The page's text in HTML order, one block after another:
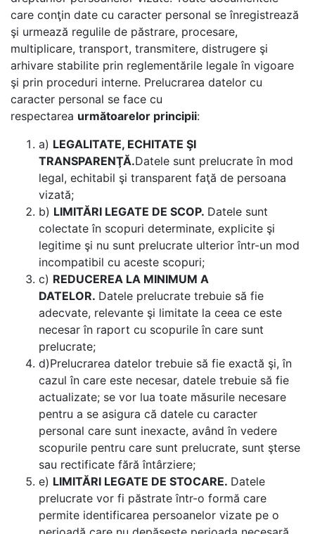
care conţin date cu caracter personal se înregistrează
şi urmează regulile de păstrare, procesare,
multiplicare, transport, transmitere, distrugere şi
arhivare stabilite prin reglementările legale în vigoare
şi prin proceduri interne. Prelucrarea datelor cu
caracter personal se face cu
respectarea următoarelor principii:
a) LEGALITATE, ECHITATE ŞI
TRANSPARENŢĂ.Datele sunt prelucrate în mod
legal, echitabil şi transparent faţă de persoana
vizată;
b) LIMITĂRI LEGATE DE SCOP. Datele sunt
colectate în scopuri determinate, explicite şi
legitime şi nu sunt prelucrate ulterior într-un mod
incompatibil cu aceste scopuri;
c) REDUCEREA LA MINIMUM A
DATELOR. Datele prelucrate trebuie să fie
adecvate, relevante şi limitate la ceea ce este
necesar în raport cu scopurile în care sunt
prelucrate;
d)Prelucrarea datelor trebuie să fie exactă şi, în
cazul în care este necesar, datele trebuie să fie
actualizate; se vor lua toate măsurile necesare
pentru a se asigura că datele cu caracter
personal care sunt inexacte, având în vedere
scopurile pentru care sunt prelucrate, sunt şterse
sau rectificate fără întârziere;
e) LIMITĂRI LEGATE DE STOCARE. Datele
prelucrate vor fi păstrate într-o formă care
permite identificarea persoanelor vizate pe o